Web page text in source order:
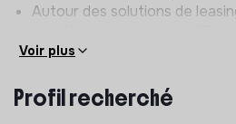
Autour des solutions de
Autour de l’IT Score et de la
Missions principales
Voir plus
Profil recherché